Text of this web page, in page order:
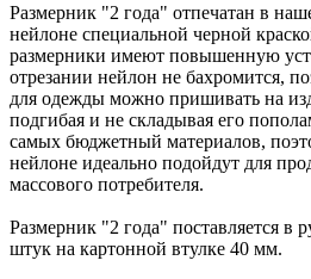
Размерник "2 года" отпечатан в
нейлоне специальной черной
размерники имеют повышенную
отрезании нейлон не бахромится,
для одежды можно пришивать на
подгибая и не складывая его
самых бюджетный материалов,
нейлоне идеально подойдут для
массового потребителя.
Размерник "2 года" поставляется в
штук на картонной втулке 40 мм.